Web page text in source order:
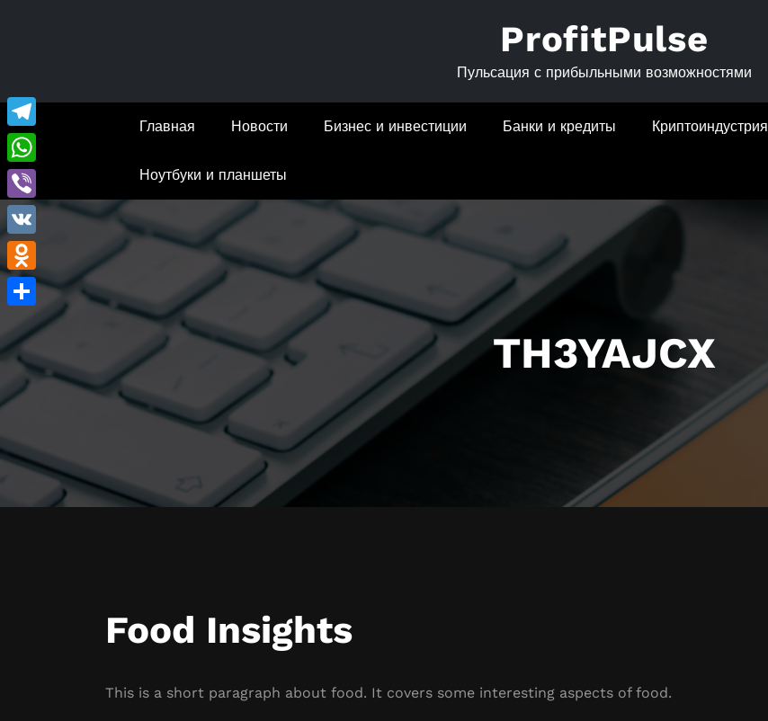
ProfitPulse
Пульсация с прибыльными возможностями
Главная Новости Бизнес и инвестиции Банки и кредиты Криптоиндустрия
Ноутбуки и планшеты
TH3YAJCX
Food Insights
This is a short paragraph about food. It covers some interesting aspects of food.
Telegram
WhatsApp
Viber
VK
Odnoklassniki
Отправить